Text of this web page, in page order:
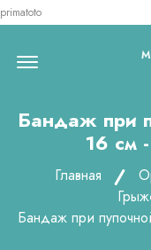
primatoto
Бандаж при
16 см
Главная
Бандаж при